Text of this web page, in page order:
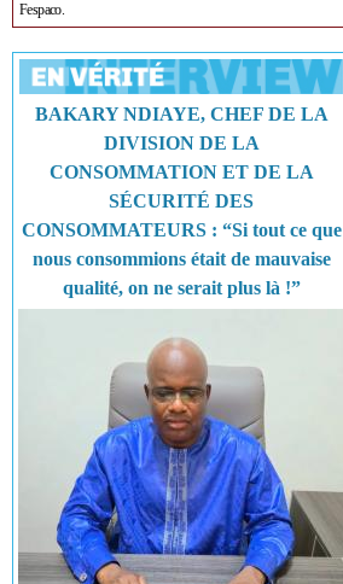
Fespaco.
BAKARY NDIAYE, CHEF DE LA
DIVISION DE LA
CONSOMMATION ET DE LA
SÉCURITÉ DES
CONSOMMATEURS : “Si tout ce que
nous consommions était de mauvaise
qualité, on ne serait plus là !”